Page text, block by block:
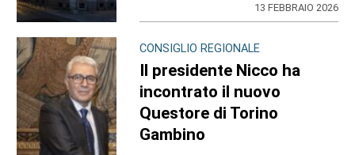
13 FEBBRAIO 2026
CONSIGLIO REGIONALE
Il presidente Nicco ha
incontrato il nuovo
Questore di Torino
Gambino